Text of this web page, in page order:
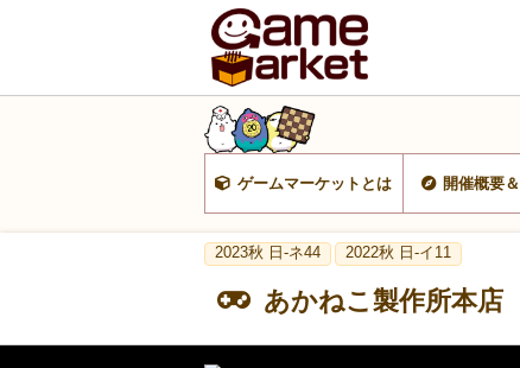
ゲームマーケットとは 開催概要
2023秋 日-ネ44 2022秋 日-イ11
あかねこ製作所本店